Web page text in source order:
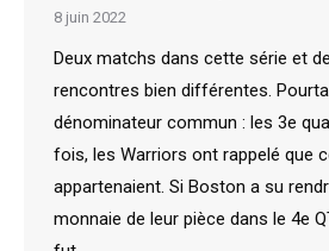
8 juin 2022
Deux matchs dans cette série et
rencontres bien différentes.
dénominateur commun : les 3e
fois, les Warriors ont rappelé que
appartenaient. Si Boston a su
monnaie de leur pièce dans le 4e